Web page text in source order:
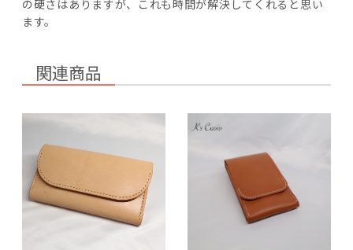
の硬さはありますが、これも時間が解決してくれると思い
ます。
関連商品